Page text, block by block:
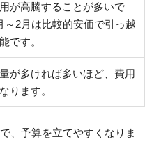
が高騰することが多いで
～2月は比較的安価で引っ越
です。
が多ければ多いほど、費用
ります。
、予算を立てやすくなりま